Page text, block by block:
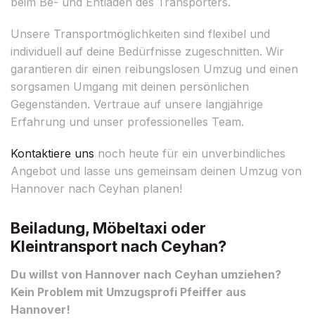
Unsere Transportmöglichkeiten sind flexibel und
individuell auf deine Bedürfnisse zugeschnitten. Wir
garantieren dir einen reibungslosen Umzug und einen
sorgsamen Umgang mit deinen persönlichen
Gegenständen. Vertraue auf unsere langjährige
Erfahrung und unser professionelles Team.
Kontaktiere uns noch heute für ein unverbindliches
Angebot und lasse uns gemeinsam deinen Umzug von
Hannover nach Ceyhan planen!
Beiladung, Möbeltaxi oder
Kleintransport nach Ceyhan?
Du willst von Hannover nach Ceyhan umziehen?
Kein Problem mit Umzugsprofi Pfeiffer aus
Hannover!